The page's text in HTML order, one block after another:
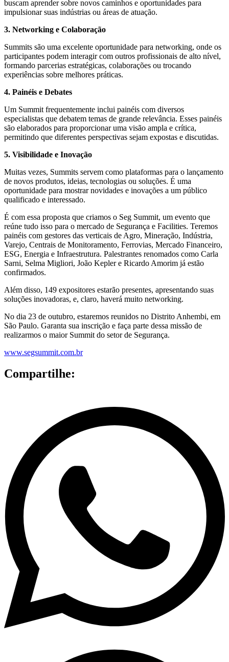
buscam aprender sobre novos caminhos e oportunidades para
impulsionar suas indústrias ou áreas de atuação.
3. Networking e Colaboração
Summits são uma excelente oportunidade para networking, onde os
participantes podem interagir com outros profissionais de alto nível,
formando parcerias estratégicas, colaborações ou trocando
experiências sobre melhores práticas.
4. Painéis e Debates
Um Summit frequentemente inclui painéis com diversos
especialistas que debatem temas de grande relevância. Esses painéis
são elaborados para proporcionar uma visão ampla e crítica,
permitindo que diferentes perspectivas sejam expostas e discutidas.
5. Visibilidade e Inovação
Muitas vezes, Summits servem como plataformas para o lançamento
de novos produtos, ideias, tecnologias ou soluções. É uma
oportunidade para mostrar novidades e inovações a um público
qualificado e interessado.
É com essa proposta que criamos o Seg Summit, um evento que
reúne tudo isso para o mercado de Segurança e Facilities. Teremos
painéis com gestores das verticais de Agro, Mineração, Indústria,
Varejo, Centrais de Monitoramento, Ferrovias, Mercado Financeiro,
ESG, Energia e Infraestrutura. Palestrantes renomados como Carla
Sarni, Selma Migliori, João Kepler e Ricardo Amorim já estão
confirmados.
Além disso, 149 expositores estarão presentes, apresentando suas
soluções inovadoras, e, claro, haverá muito networking.
No dia 23 de outubro, estaremos reunidos no Distrito Anhembi, em
São Paulo. Garanta sua inscrição e faça parte dessa missão de
realizarmos o maior Summit do setor de Segurança.
www.segsummit.com.br
Compartilhe: